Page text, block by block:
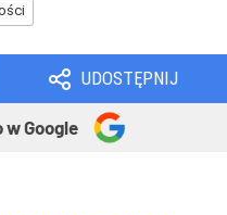
UDOSTĘPNIJ
w Google